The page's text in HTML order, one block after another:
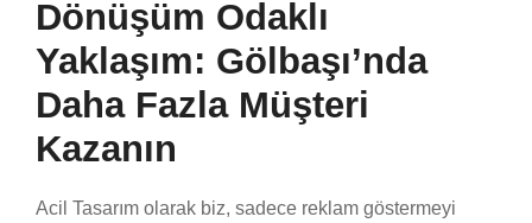
Dönüşüm Odaklı
Yaklaşım: Gölbaşı’nda
Daha Fazla Müşteri
Kazanın
Acil Tasarım olarak biz, sadece reklam göstermeyi